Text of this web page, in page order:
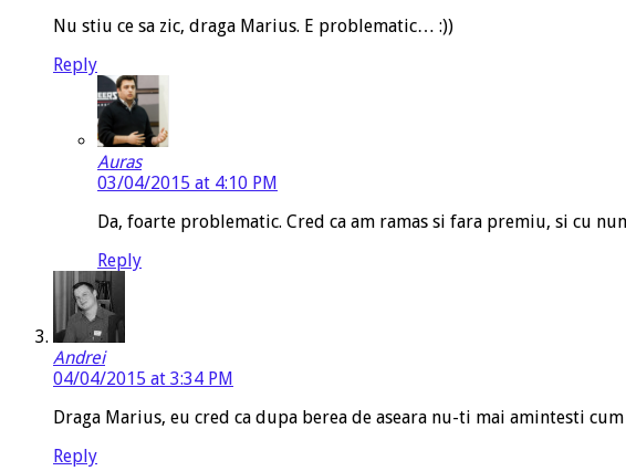
Nu stiu ce sa zic, draga Marius. E problematic… :))
Reply
Auras
03/04/2015 at 4:10 PM
Da, foarte problematic. Cred ca am ramas si fara premiu, si cu
Reply
Andrei
04/04/2015 at 3:34 PM
Draga Marius, eu cred ca dupa berea de aseara nu-ti mai amintesti cum
Reply